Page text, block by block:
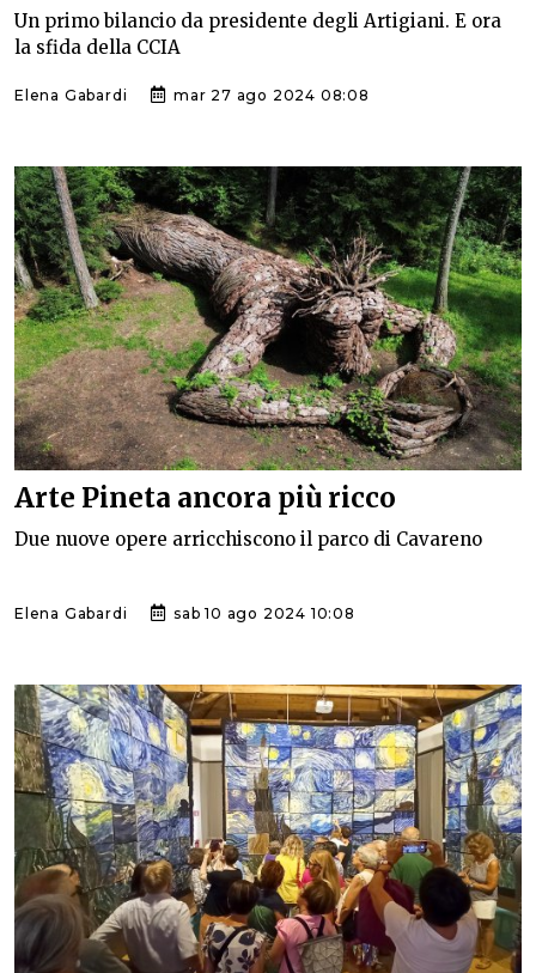
Un primo bilancio da presidente degli Artigiani. E ora
la sfida della CCIA
Elena Gabardi mar 27 ago 2024 08:08
Arte Pineta ancora più ricco
Due nuove opere arricchiscono il parco di Cavareno
Elena Gabardi sab 10 ago 2024 10:08